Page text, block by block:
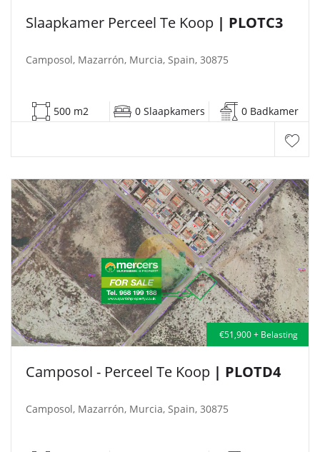
Slaapkamer Perceel Te Koop | PLOTC3
Camposol, Mazarrón, Murcia, Spain, 30875
500 m2 0 Slaapkamers 0 Badkamer
€51,900 + Belasting
Camposol - Perceel Te Koop | PLOTD4
Camposol, Mazarrón, Murcia, Spain, 30875